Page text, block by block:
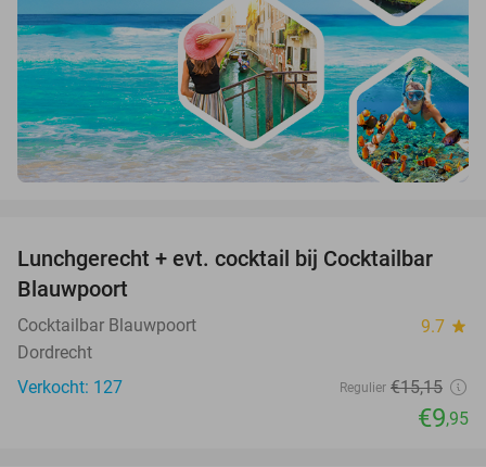
34%
Lunchgerecht + evt. cocktail bij Cocktailbar
Blauwpoort
Cocktailbar Blauwpoort 9.7 star
Dordrecht
Verkocht: 127
Regulier €15,15
€9,95